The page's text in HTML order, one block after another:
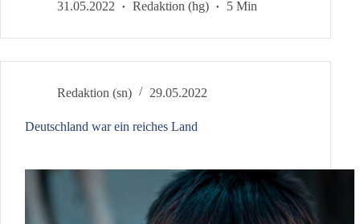
unter
–
einer
fundierten,
akademischen
Vergangenheit“
31.05.2022 Redaktion (hg) 5 Min
Redaktion (sn) 29.05.2022
Deutschland war ein reiches Land